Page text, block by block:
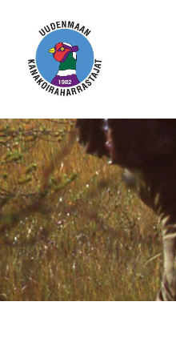
sivun
sisältöön
Uudenmaan